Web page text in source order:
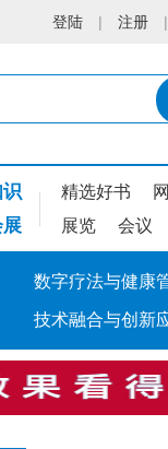
登陆 | 注册 |
精选好书
展览 会议
数字疗法与健康
技术融合与创新